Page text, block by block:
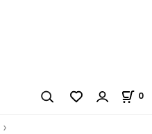
0